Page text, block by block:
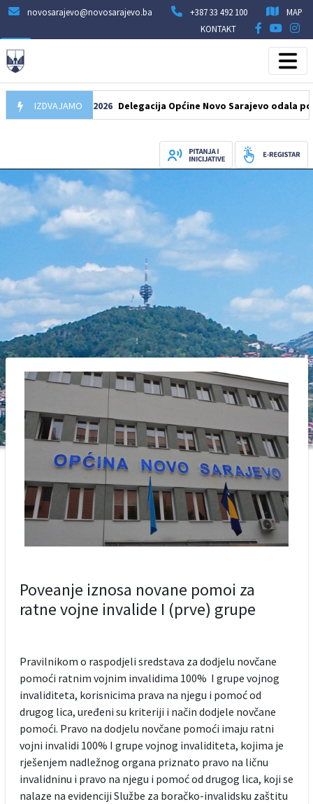
novosarajevo@novosarajevo.ba +387 33 492 100
MAP
KONTAKT
IZDVAJAMO
07.08.2026 Delegacija Općine Novo Sarajevo odala počast
Poveanje iznosa novane pomoi za
ratne vojne invalide I (prve) grupe
Pravilnikom o raspodjeli sredstava za dodjelu novčane
pomoći ratnim vojnim invalidima 100% I grupe vojnog
invaliditeta, korisnicima prava na njegu i pomoć od
drugog lica, uređeni su kriteriji i način dodjele novčane
pomoći. Pravo na dodjelu novčane pomoći imaju ratni
vojni invalidi 100% I grupe vojnog invaliditeta, kojima je
rješenjem nadležnog organa priznato pravo na ličnu
invalidninu i pravo na njegu i pomoć od drugog lica, koji se
nalaze na evidenciji Službe za boračko-invalidsku zaštitu